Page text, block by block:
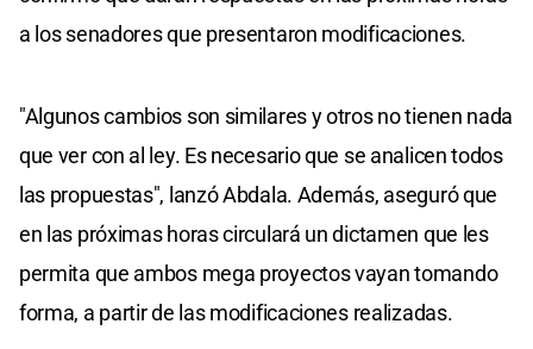
a los senadores que presentaron modificaciones.
"Algunos cambios son similares y otros no tienen nada
que ver con al ley. Es necesario que se analicen todos
las propuestas", lanzó Abdala. Además, aseguró que
en las próximas horas circulará un dictamen que les
permita que ambos mega proyectos vayan tomando
forma, a partir de las modificaciones realizadas.